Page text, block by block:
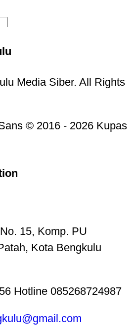
Media Siber. All Rights
© 2016 - 2026 Kupas
15, Komp. PU
Kota Bengkulu
Hotline 085268724987